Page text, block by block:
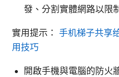
發、分割實體網路以限
實用提示： 手机梯子共享
用技巧
開啟手機與電腦的防火